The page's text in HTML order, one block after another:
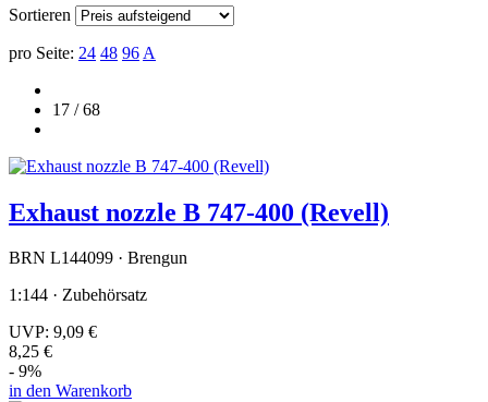
Sortieren
pro Seite: 24 48 96 A
17 / 68
Exhaust nozzle B 747-400 (Revell)
BRN L144099 · Brengun
1:144 · Zubehörsatz
UVP: 9,09 €
8,25 €
- 9%
in den Warenkorb